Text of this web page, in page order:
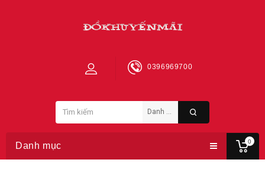
0
0396969700
Danh mục